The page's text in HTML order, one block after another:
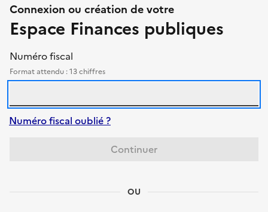
Connexion ou création de votre
Espace Finances publiques
Se connecter avec votre numéro
Numéro fiscal
Format attendu : 13 chiffres
Numéro fiscal oublié ?
Continuer
OU